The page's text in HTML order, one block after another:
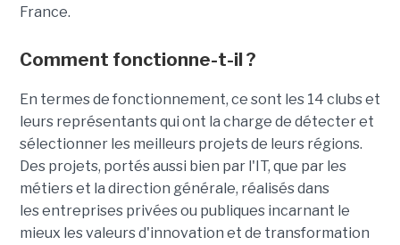
France.
Comment fonctionne-t-il ?
En termes de fonctionnement, ce sont les 14 clubs et
leurs représentants qui ont la charge de détecter et
sélectionner les meilleurs projets de leurs régions.
Des projets, portés aussi bien par l'IT, que par les
métiers et la direction générale, réalisés dans
les entreprises privées ou publiques incarnant le
mieux les valeurs d'innovation et de transformation